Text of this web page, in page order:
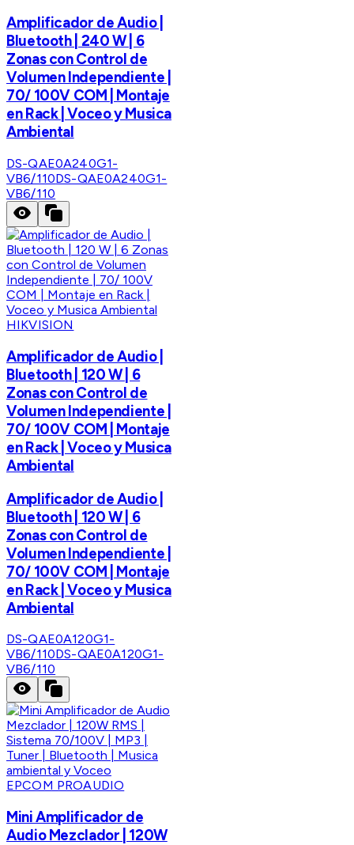
Amplificador de Audio |
Bluetooth | 240 W | 6
Zonas con Control de
Volumen Independiente |
70/ 100V COM | Montaje
en Rack | Voceo y Musica
Ambiental
DS-QAE0A240G1-
VB6/110DS-QAE0A240G1-
VB6/110
HIKVISION
Amplificador de Audio |
Bluetooth | 120 W | 6
Zonas con Control de
Volumen Independiente |
70/ 100V COM | Montaje
en Rack | Voceo y Musica
Ambiental
Amplificador de Audio |
Bluetooth | 120 W | 6
Zonas con Control de
Volumen Independiente |
70/ 100V COM | Montaje
en Rack | Voceo y Musica
Ambiental
DS-QAE0A120G1-
VB6/110DS-QAE0A120G1-
VB6/110
EPCOM PROAUDIO
Mini Amplificador de
Audio Mezclador | 120W